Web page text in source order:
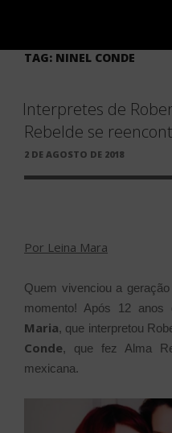
TAG: NINEL CONDE
Interpretes de
Rebelde se
PUBLICADO
2 DE AGOSTO DE 2018
Por Leina Mara
Quem vivenciou a
momento! Após 12 anos
Maria, que interpretou
Conde, que fez Alma
mexicana.